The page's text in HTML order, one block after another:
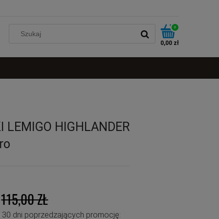
0
0,00 zł
LEMIGO HIGHLANDER
115,00 ZŁ
30 dni poprzedzających promocję: